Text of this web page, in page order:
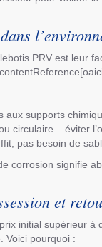
PRV est leur
aux supports
circulaire – éviter
pas besoin de
corrosion signifie
et
initial supérieur
Voici pourquoi :